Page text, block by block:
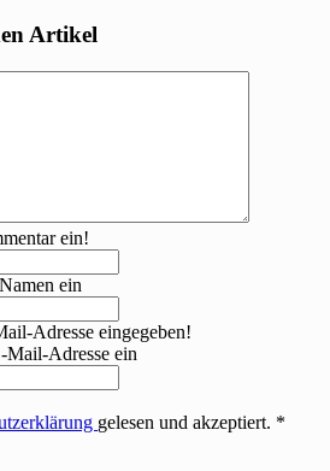
Artikel
ein!
ein
Adresse eingegeben!
Mail-Adresse ein
gelesen und akzeptiert. *